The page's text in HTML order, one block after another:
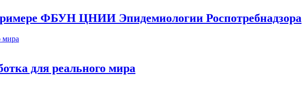
ФБУН ЦНИИ Эпидемиологии Роспотребнадзора
для реального мира